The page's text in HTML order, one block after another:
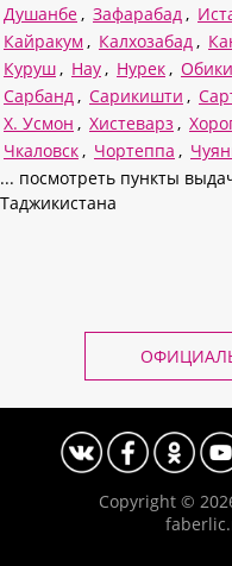
Душанбе , Зафарабад ,
Кайракум , Калхозабад ,
Куруш , Нау , Нурек ,
Сарбанд , Сарикишти ,
Х. Усмон , Хистеварз ,
Чкаловск , Чортеппа ,
... посмотреть пункты
Таджикистана
Copyright ©